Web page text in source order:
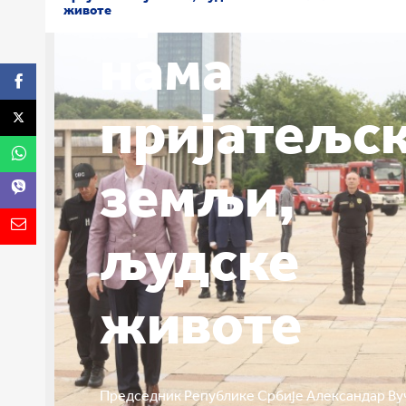
животе
нама
земљи,
људске
животе
Председник Републике Србије Александар